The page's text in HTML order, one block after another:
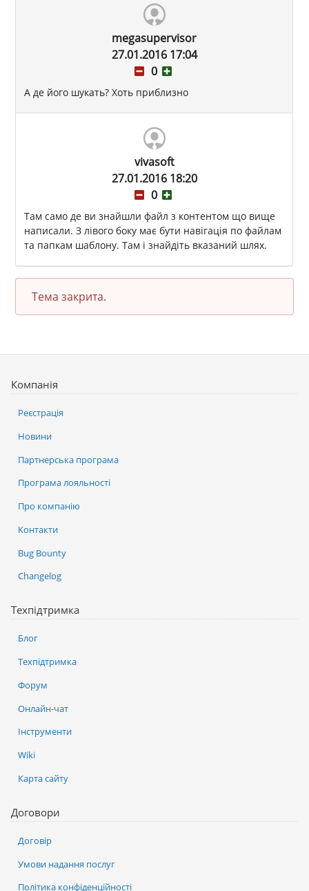
megasupervisor
27.01.2016 17:04
0
А де його шукать? Хоть приблизно
vivasoft
27.01.2016 18:20
0
Там само де ви знайшли файл з контентом що вище
написали. З лівого боку має бути навігація по файлам
та папкам шаблону. Там і знайдіть вказаний шлях.
Тема закрита.
Компанія
Реєстрація
Новини
Партнерська програма
Програма лояльності
Про компанію
Контакти
Bug Bounty
Changelog
Техпідтримка
Блог
Техпідтримка
Форум
Онлайн-чат
Інструменти
Wiki
Карта сайту
Договори
Договір
Умови надання послуг
Політика конфіденційності